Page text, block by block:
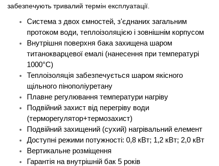
забезпечують тривалий термін експлуатації.
Система з двох ємностей, з'єднаних загальним
протоком води, теплоізоляцією і зовнішнім корпусом
Внутрішня поверхня бака захищена шаром
титанокварцевої емалі (нанесення при температурі
1000°C)
Теплоізоляція забезпечується шаром якісного
щільного пінополіуретану
Плавне регулювання температури нагріву
Подвійний захист від перегріву води
(терморегулятор+термозахист)
Подвійний захищений (сухий) нагрівальний елемент
Доступні режими потужності: 0,8 кВт; 1,2 кВт; 2,0 кВт
Вертикальне розміщення
Гарантія на внутрішній бак 5 років